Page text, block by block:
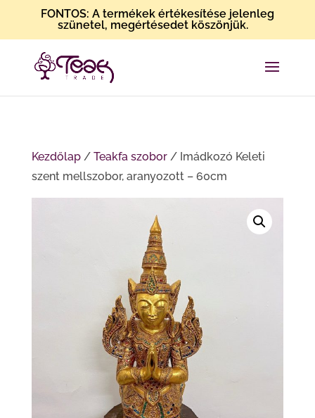
FONTOS: A termékek értékesítése jelenleg
szünetel, megértésedet köszönjük.
Kezdőlap/ Teakfa szobor/ Imádkozó Keleti
szent mellszobor, aranyozott – 60cm